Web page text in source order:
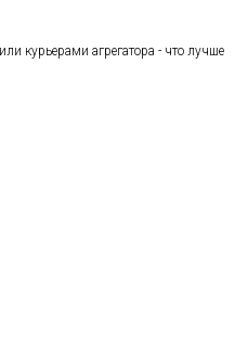
курьерами агрегатора - что лучше